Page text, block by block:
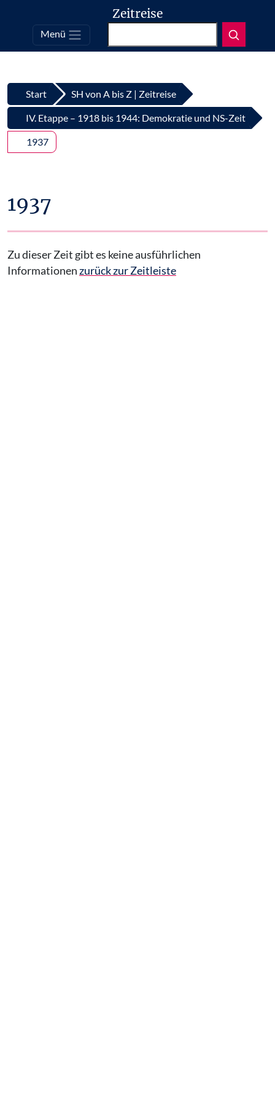
Top
Zum Inhalt springen
Zeitreise
Menü
Start SH von A bis Z | Zeitreise
IV. Etappe – 1918 bis 1944: Demokratie und NS-Zeit
1937
1937
Zu dieser Zeit gibt es keine ausführlichen
Informationenzurück zur Zeitleiste